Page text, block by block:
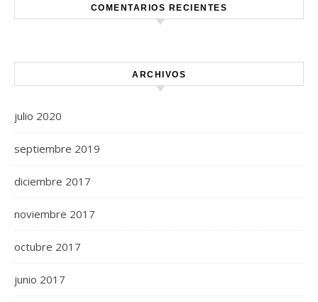
COMENTARIOS RECIENTES
ARCHIVOS
julio 2020
septiembre 2019
diciembre 2017
noviembre 2017
octubre 2017
junio 2017